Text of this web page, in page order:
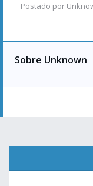
Postado por
Sobre Unknown